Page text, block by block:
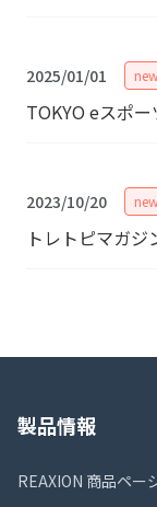
2025/01/01
TOKYO eスポ
2023/10/20
トレトピマガジ
製品情報
REAXION 商品ペー